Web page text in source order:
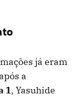
já eram
a
1, Yasuhide